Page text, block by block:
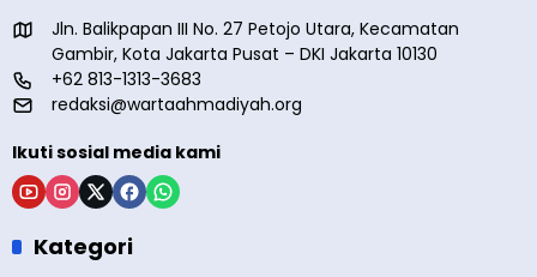
Jln. Balikpapan III No. 27 Petojo Utara, Kecamatan
Gambir, Kota Jakarta Pusat – DKI Jakarta 10130
+62 813-1313-3683
redaksi@wartaahmadiyah.org
Ikuti sosial media kami
Kategori